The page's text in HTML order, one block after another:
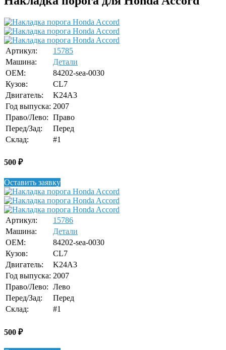
Артикул:
15785
Машина:
Детали
OEM:
84202-sea-0030
Кузов:
CL7
Двигатель:
K24A3
Год выпуска: 2007
Право/Лево: Право
Перед/Зад:
Перед
Склад:
#1
500 ₽
Оставить заявку
Артикул:
15786
Машина:
Детали
OEM:
84202-sea-0030
Кузов:
CL7
Двигатель:
K24A3
Год выпуска: 2007
Право/Лево: Лево
Перед/Зад:
Перед
Склад:
#1
500 ₽